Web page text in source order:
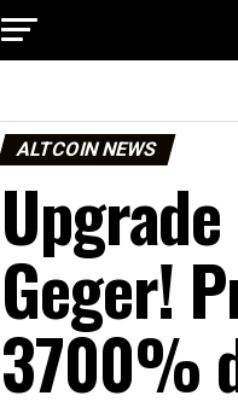
ALTCOIN NEWS
Geger!
3700%